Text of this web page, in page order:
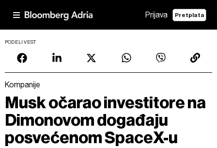
Prijava Pretplata
PODELI VEST
Kompanije
Musk očarao investitore na
Dimonovom događaju
posvećenom SpaceX-u